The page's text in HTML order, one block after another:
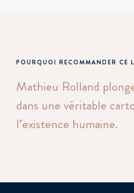
POURQUOI RECOMMANDER CE
Mathieu Rolland
dans une véritable
l’existence humaine.